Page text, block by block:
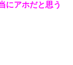
にアホだと思う